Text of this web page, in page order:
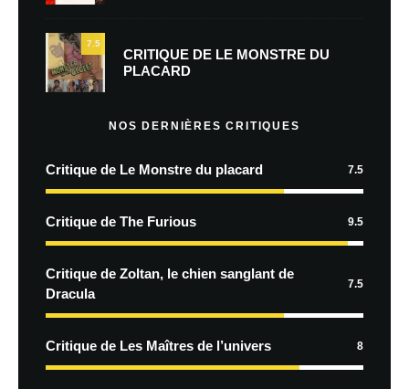
7.5
CRITIQUE DE LE MONSTRE DU
PLACARD
NOS DERNIÈRES CRITIQUES
Critique de Le Monstre du placard 7.5
Critique de The Furious 9.5
Critique de Zoltan, le chien sanglant de
Dracula
7.5
Critique de Les Maîtres de l’univers 8